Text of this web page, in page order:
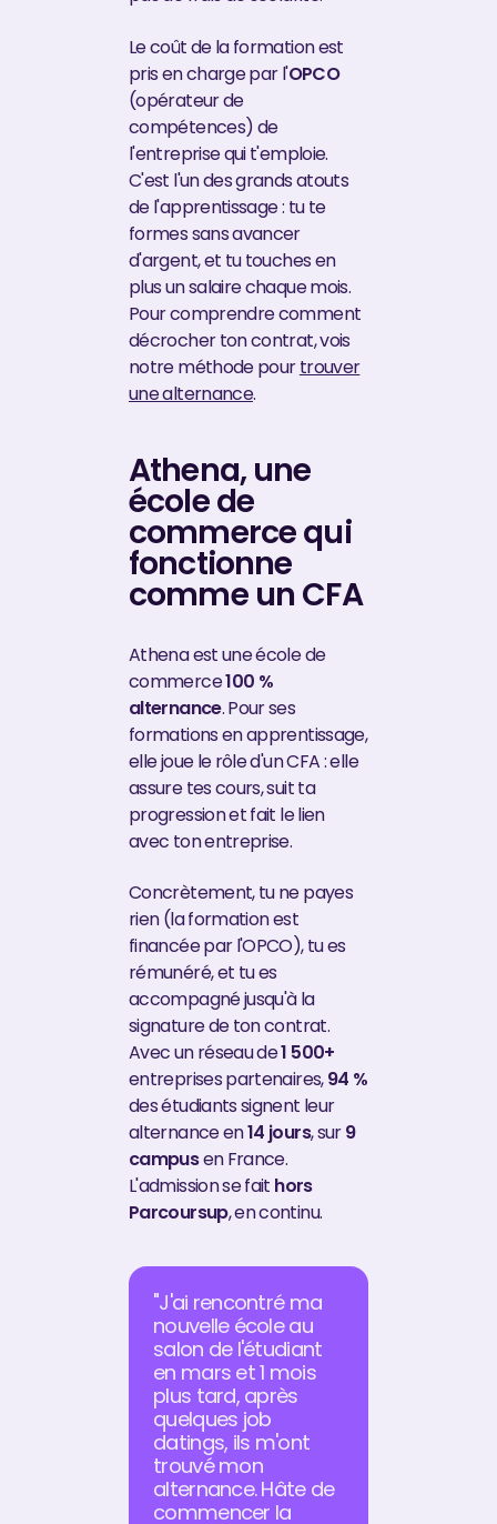
Le coût de la formation est
pris en charge par l'OPCO
(opérateur de
compétences) de
l'entreprise qui t'emploie.
C'est l'un des grands atouts
de l'apprentissage : tu te
formes sans avancer
d'argent, et tu touches en
plus un salaire chaque mois.
Pour comprendre comment
décrocher ton contrat, vois
notre méthode pourtrouver
une alternance.
Athena, une
école de
commerce qui
fonctionne
comme un CFA
Athena est une école de
commerce100 %
alternance. Pour ses
formations en apprentissage,
elle joue le rôle d'un CFA : elle
assure tes cours, suit ta
progression et fait le lien
avec ton entreprise.
Concrètement, tu ne payes
rien (la formation est
financée par l'OPCO), tu es
rémunéré, et tu es
accompagné jusqu'à la
signature de ton contrat.
Avec un réseau de1 500+
entreprises partenaires,94 %
des étudiants signent leur
alternance en14 jours, sur9
campusen France.
L'admission se fait hors
Parcoursup, en continu.
"J'ai rencontré ma
nouvelle école au
salon de l'étudiant
en mars et 1 mois
plus tard, après
quelques job
datings, ils m'ont
trouvé mon
alternance. Hâte de
commencer la